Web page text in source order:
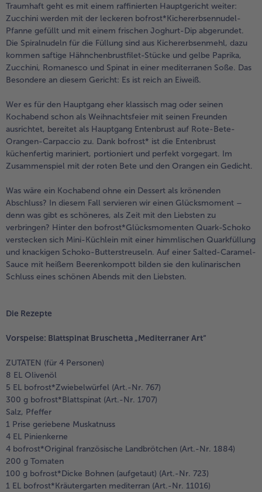
alle Süßspeisen
Obst
Wein & Spirituosen
alle Wein & Spirituosen
alle Küchenutensilien
alle bofrost*high Protein
bofrost*plus.
Weiterempfehlen &
Traumhaft geht es mit einem raffinierten Hauptgericht weiter:
Zucchini werden mit der leckeren bofrost*Kichererbsennudel-
Pfanne gefüllt und mit einem frischen Joghurt-Dip abgerundet.
Die Spiralnudeln für die Füllung sind aus Kichererbsenmehl, dazu
kommen saftige Hähnchenbrustfilet-Stücke und gelbe Paprika,
Zucchini, Romanesco und Spinat in einer mediterranen Soße. Das
Besondere an diesem Gericht: Es ist reich an Eiweiß.
Wer es für den Hauptgang eher klassisch mag oder seinen
Kochabend schon als Weihnachtsfeier mit seinen Freunden
ausrichtet, bereitet als Hauptgang Entenbrust auf Rote-Bete-
Orangen-Carpaccio zu. Dank bofrost* ist die Entenbrust
küchenfertig mariniert, portioniert und perfekt vorgegart. Im
Zusammenspiel mit der roten Bete und den Orangen ein Gedicht.
Was wäre ein Kochabend ohne ein Dessert als krönenden
Abschluss? In diesem Fall servieren wir einen Glücksmoment –
denn was gibt es schöneres, als Zeit mit den Liebsten zu
verbringen? Hinter den bofrost*Glücksmomenten Quark-Schoko
verstecken sich Mini-Küchlein mit einer himmlischen Quarkfüllung
und knackigen Schoko-Butterstreuseln. Auf einer Salted-Caramel-
Sauce mit heißem Beerenkompott bilden sie den kulinarischen
Schluss eines schönen Abends mit den Liebsten.
Die Rezepte
Vorspeise: Blattspinat Bruschetta „Mediterraner Art“
ZUTATEN (für 4 Personen)
8 EL Olivenöl
5 EL bofrost*Zwiebelwürfel (Art.-Nr. 767)
300 g bofrost*Blattspinat (Art.-Nr. 1707)
Salz, Pfeffer
1 Prise geriebene Muskatnuss
4 EL Pinienkerne
4 bofrost*Original französische Landbrötchen (Art.-Nr. 1884)
200 g Tomaten
100 g bofrost*Dicke Bohnen (aufgetaut) (Art.-Nr. 723)
1 EL bofrost*Kräutergarten mediterran (Art.-Nr. 11016)